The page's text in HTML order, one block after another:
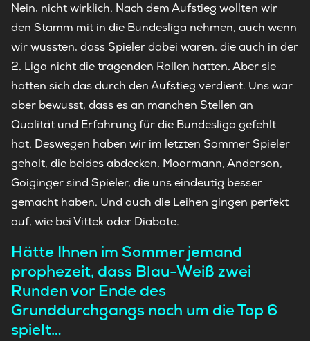
Nein, nicht wirklich. Nach dem Aufstieg wollten wir
den Stamm mit in die Bundesliga nehmen, auch wenn
wir wussten, dass Spieler dabei waren, die auch in der
2. Liga nicht die tragenden Rollen hatten. Aber sie
hatten sich das durch den Aufstieg verdient. Uns war
aber bewusst, dass es an manchen Stellen an
Qualität und Erfahrung für die Bundesliga gefehlt
hat. Deswegen haben wir im letzten Sommer Spieler
geholt, die beides abdecken. Moormann, Anderson,
Goiginger sind Spieler, die uns eindeutig besser
gemacht haben. Und auch die Leihen gingen perfekt
auf, wie bei Vittek oder Diabate.
Hätte Ihnen im Sommer jemand
prophezeit, dass Blau-Weiß zwei
Runden vor Ende des
Grunddurchgangs noch um die Top 6
spielt…